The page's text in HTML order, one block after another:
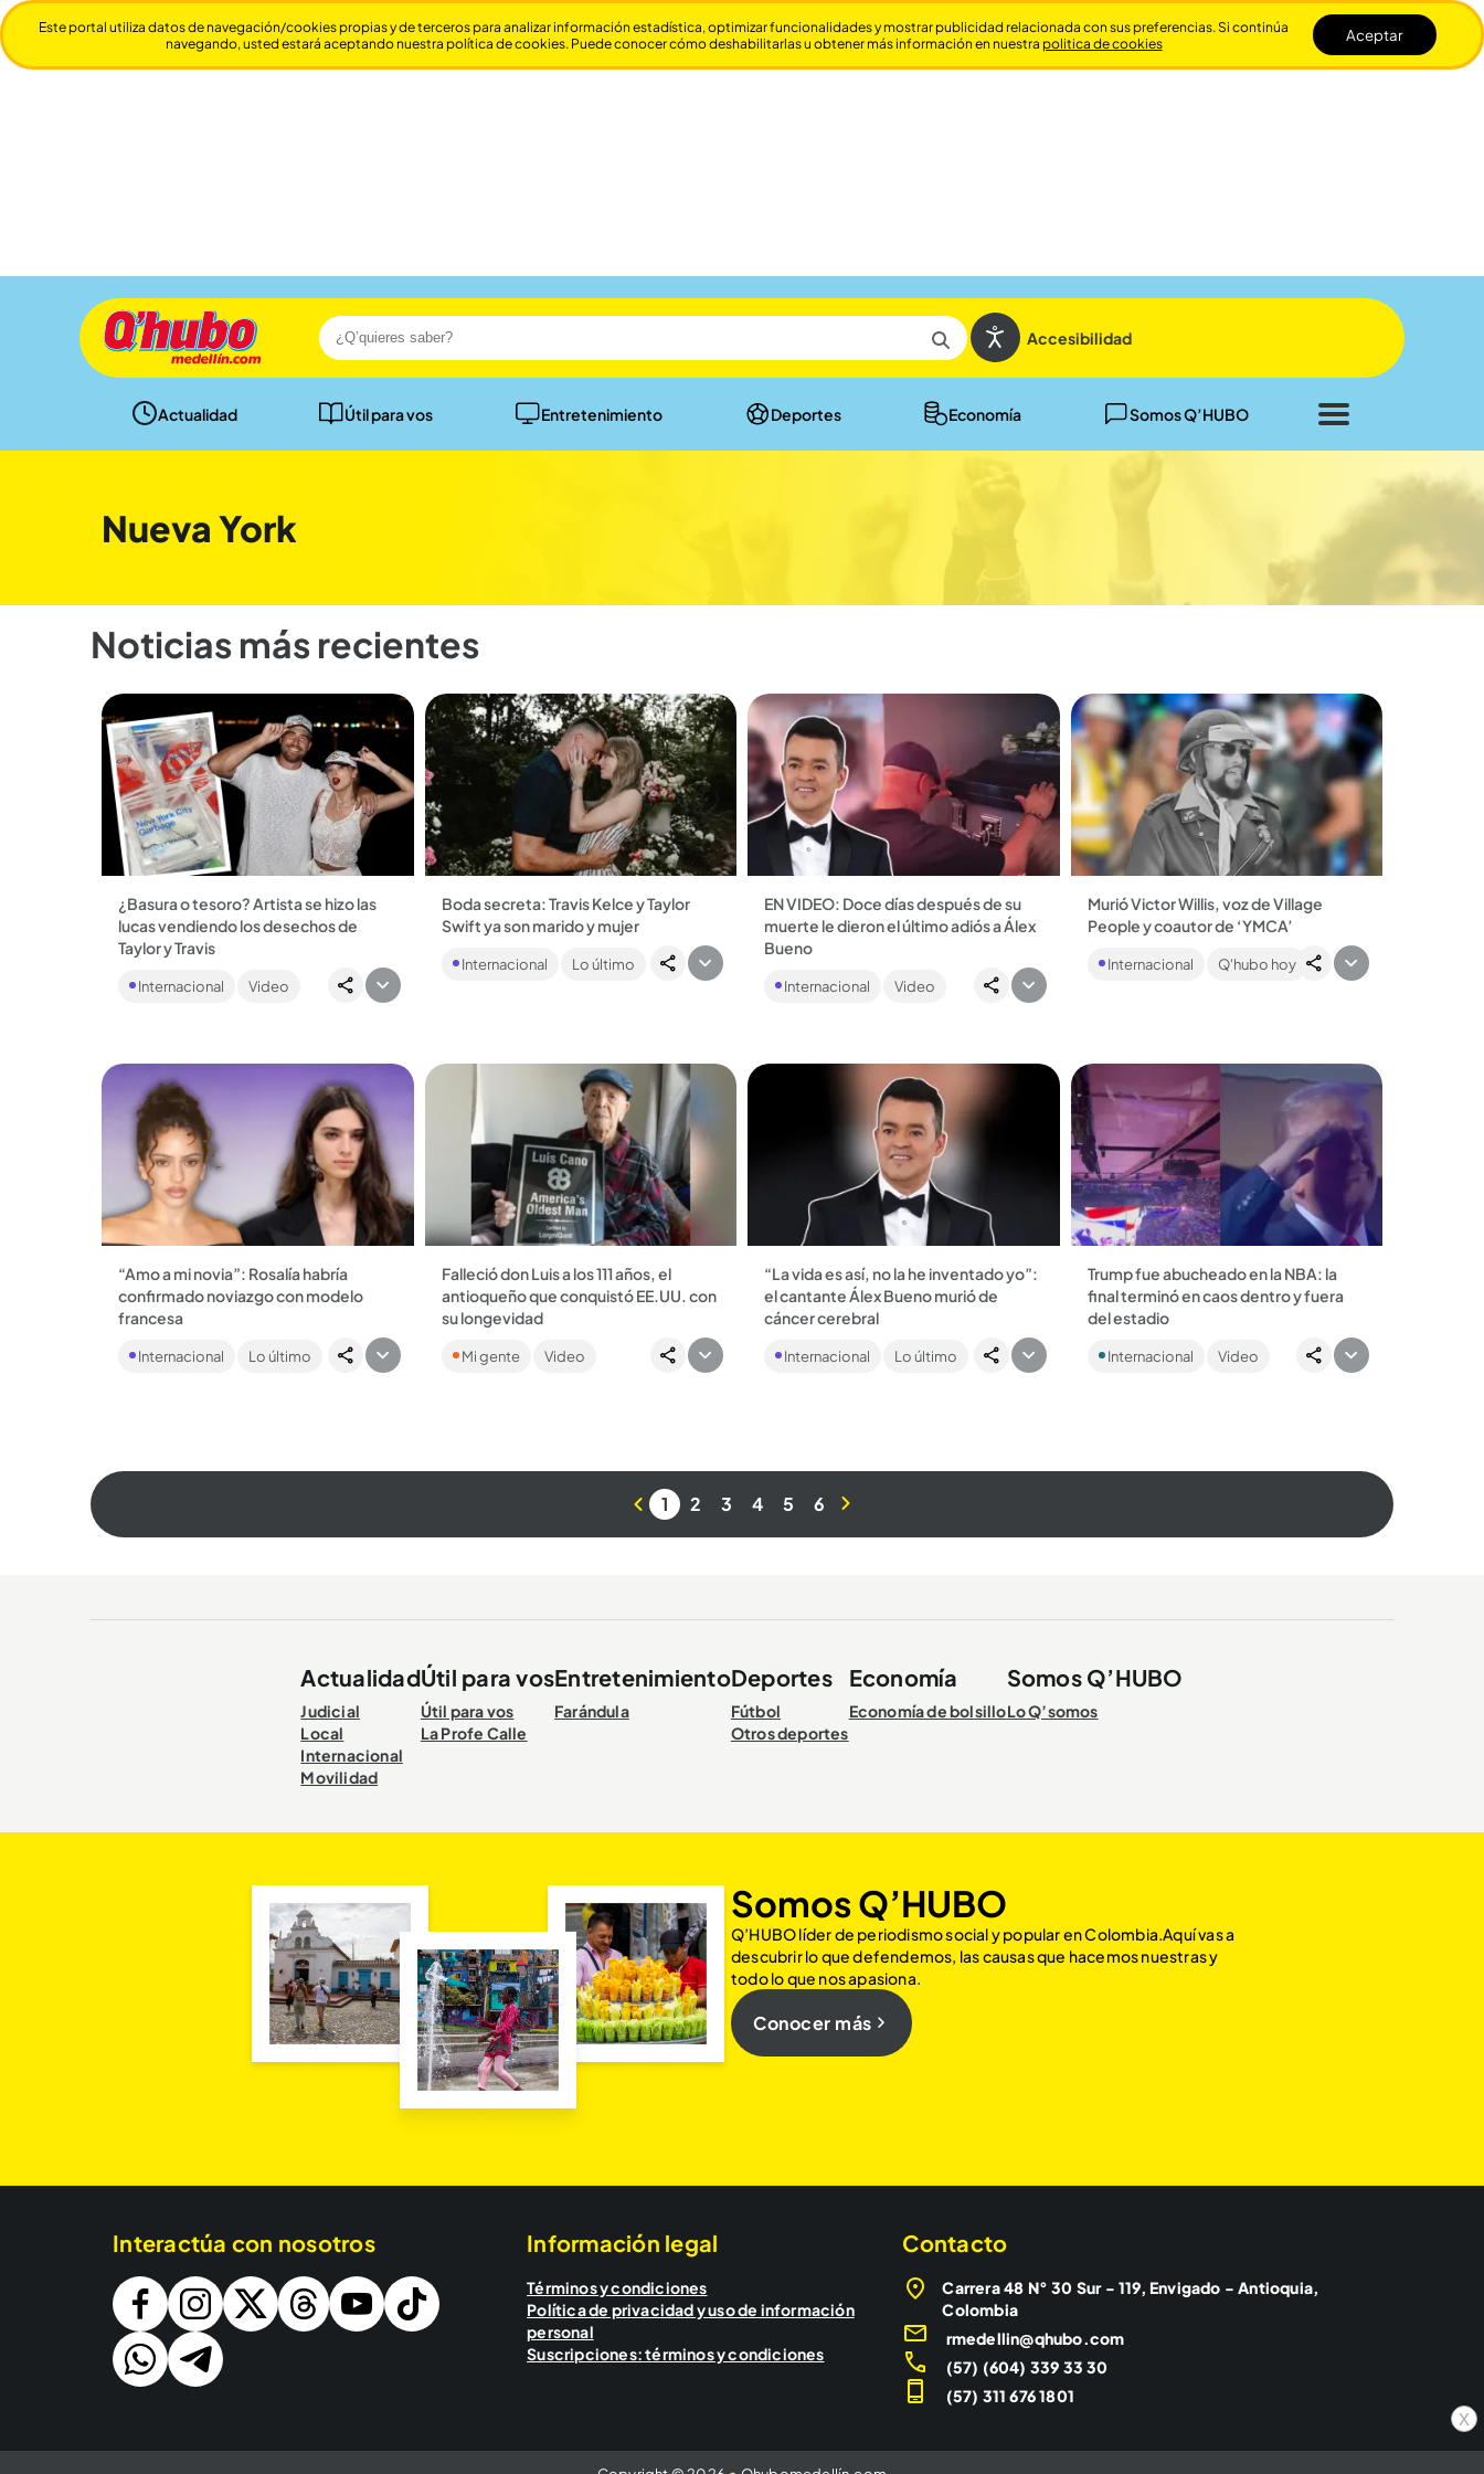
x
Accesibilidad
Actualidad Útil para vos Entretenimiento Deportes Economía Somos Q’HUBO
Cerrar
Nueva York
Noticias más recientes
¿Basura o tesoro? Artista se hizo las
lucas vendiendo los desechos de
Taylor y Travis
matrimonio de Taylor Swift y Travis
Internacional Video
Boda secreta: Travis Kelce y Taylor
Swift ya son marido y mujer
La boda más comentada del año se
celebró en el Madison Square Garden,
en Nueva York: ¡tuvo hasta acuerdos
Internacional Lo último
EN VIDEO: Doce días después de su
muerte le dieron el último adiós a Álex
Bueno
hicieron dos velorios antes de llevarlo
al cementerio del municipio en el que
Internacional Video
Murió Victor Willis, voz de Village
People y coautor de ‘YMCA’
Su muerte fue confirmada en las redes
sociales de la banda. Tenía 74 años....
Internacional Q'hubo hoy
“Amo a mi novia”: Rosalía habría
confirmado noviazgo con modelo
francesa
española con Loli Bahía surgieron a
Internacional Lo último
Falleció don Luis a los 111 años, el
antioqueño que conquistó EE.UU. con
su longevidad
El antioqueño llegó a ocupar el puesto
número 12 entre los hombres más
Mi gente Video
“La vida es así, no la he inventado yo”:
el cantante Álex Bueno murió de
cáncer cerebral
estaba delicado de salud y falleció en
Internacional Lo último
Trump fue abucheado en la NBA: la
final terminó en caos dentro y fuera
del estadio
estadounidense intentó minimizarlo y
Internacional Video
1 2 3 4 5 6
Actualidad
Judicial
Local
Internacional
Movilidad
Útil para vos
Útil para vos
La Profe Calle
Entretenimiento
Farándula
Deportes
Fútbol
Otros deportes
Economía
Economía de bolsillo
Somos Q’HUBO
Lo Q’somos
Somos Q’HUBO
Q’HUBO líder de periodismo social y popular en Colombia.Aquí vas a
descubrir lo que defendemos, las causas que hacemos nuestras y
todo lo que nos apasiona.
Conocer más
Interactúa con nosotros Información legal
Términos y condiciones
Política de privacidad y uso de información
personal
Suscripciones: términos y condiciones
Contacto
Carrera 48 N° 30 Sur - 119, Envigado - Antioquia,
Colombia
rmedellin@qhubo.com
(57) (604) 339 33 30
(57) 311 676 1801
Este portal utiliza datos de navegación/cookies propias y de terceros para analizar información estadística, optimizar funcionalidades y mostrar publicidad relacionada con sus preferencias. Si continúa
navegando, usted estará aceptando nuestra política de cookies. Puede conocer cómo deshabilitarlas u obtener más información en nuestra politica de cookies Aceptar